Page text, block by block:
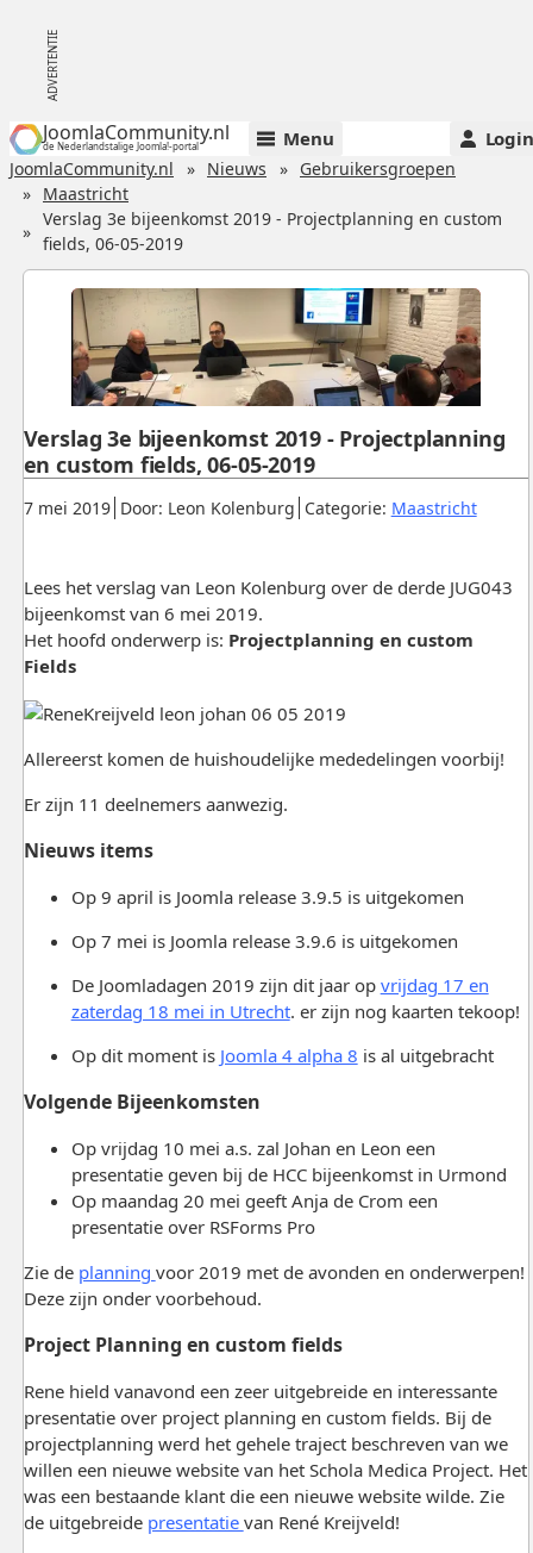
JoomlaCommunity.nl
de Nederlandstalige Joomla!-portal Menu Login
JoomlaCommunity.nl Nieuws
Gebruikersgroepen
Maastricht
Verslag 3e bijeenkomst 2019 - Projectplanning en custom
fields, 06-05-2019
Gepubliceerd:
7 mei 2019. Door: Leon Kolenburg. Categorie: Maastricht.
Verslag 3e bijeenkomst 2019 - Projectplanning
en custom fields, 06-05-2019
Lees het verslag van Leon Kolenburg over de derde JUG043
bijeenkomst van 6 mei 2019.
Het hoofd onderwerp is: Projectplanning en custom
Fields
Allereerst komen de huishoudelijke mededelingen voorbij!
Er zijn 11 deelnemers aanwezig.
Nieuws items
Op 9 april is Joomla release 3.9.5 is uitgekomen
Op 7 mei is Joomla release 3.9.6 is uitgekomen
De Joomladagen 2019 zijn dit jaar op vrijdag 17 en
zaterdag 18 mei in Utrecht. er zijn nog kaarten tekoop!
Op dit moment is Joomla 4 alpha 8 is al uitgebracht
Volgende Bijeenkomsten
Op vrijdag 10 mei a.s. zal Johan en Leon een
presentatie geven bij de HCC bijeenkomst in Urmond
Op maandag 20 mei geeft Anja de Crom een
presentatie over RSForms Pro
Zie de planning voor 2019 met de avonden en onderwerpen!
Deze zijn onder voorbehoud.
Project Planning en custom fields
Rene hield vanavond een zeer uitgebreide en interessante
presentatie over project planning en custom fields. Bij de
projectplanning werd het gehele traject beschreven van we
willen een nieuwe website van het Schola Medica Project. Het
was een bestaande klant die een nieuwe website wilde. Zie
de uitgebreide presentatie van René Kreijveld!